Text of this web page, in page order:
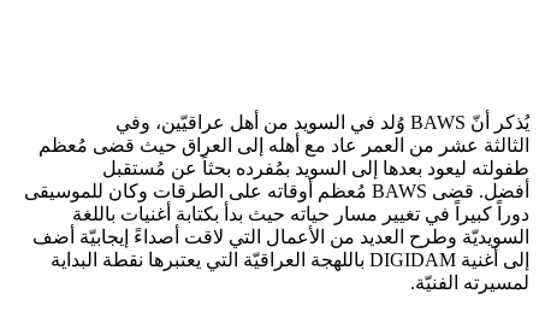
يُذكر أنّ BAWS وُلد في السويد من أهل عراقيّين، وفي
الثالثة عشر من العمر عاد مع أهله إلى العراق حيث قضى مُعظم
طفولته ليعود بعدها إلى السويد بمُفرده بحثاً عن مُستقبل
أفضل. قضى BAWS مُعظم أوقاته على الطرقات وكان للموسيقى
دوراً كبيراً في تغيير مسار حياته حيث بدأ بكتابة أغنيات باللغة
السويديّة وطرح العديد من الأعمال التي لاقت أصداءً إيجابيّة أضف
إلى أغنية DIGIDAM باللهجة العراقيّة التي يعتبرها نقطة البداية
لمسيرته الفنيّة.